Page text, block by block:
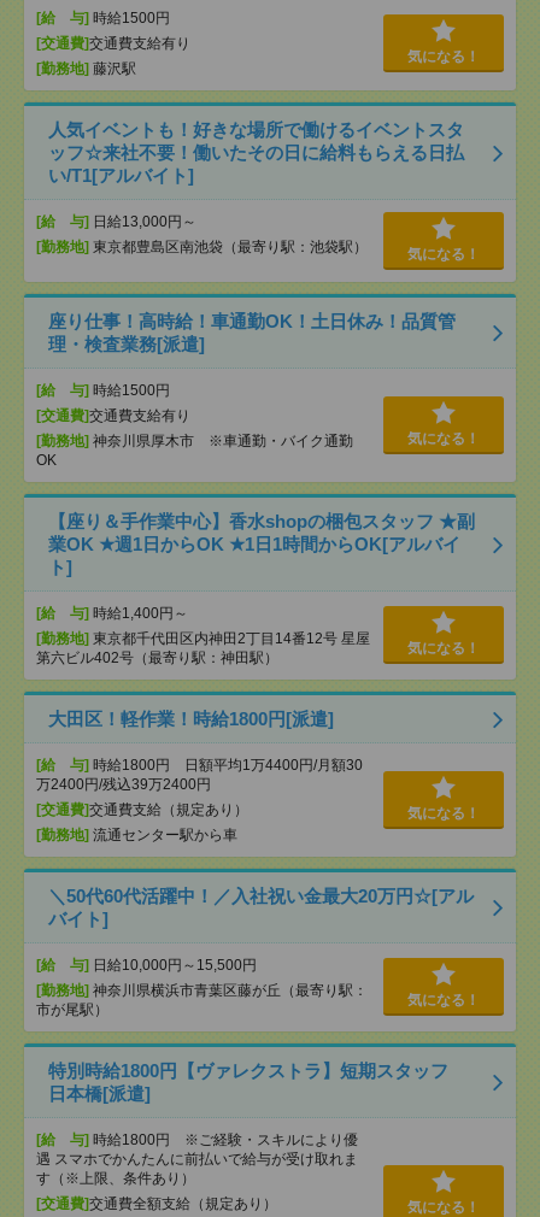
[給 与] 時給1500円
[交通費]交通費支給有り
[勤務地] 藤沢駅
気になる！
人気イベントも！好きな場所で働けるイベントスタ
ッフ☆来社不要！働いたその日に給料もらえる日払
い/T1[アルバイト]
[給 与] 日給13,000円～
[勤務地] 東京都豊島区南池袋（最寄り駅：池袋駅） 気になる！
座り仕事！高時給！車通勤OK！土日休み！品質管
理・検査業務[派遣]
[給 与] 時給1500円
[交通費]交通費支給有り
[勤務地] 神奈川県厚木市 ※車通勤・バイク通勤
OK
気になる！
【座り＆手作業中心】香水shopの梱包スタッフ ★副
業OK ★週1日からOK ★1日1時間からOK[アルバイ
ト]
[給 与] 時給1,400円～
[勤務地] 東京都千代田区内神田2丁目14番12号 星屋
第六ビル402号（最寄り駅：神田駅）
気になる！
大田区！軽作業！時給1800円[派遣]
[給 与] 時給1800円 日額平均1万4400円/月額30
万2400円/残込39万2400円
[交通費]交通費支給（規定あり）
[勤務地] 流通センター駅から車
気になる！
＼50代60代活躍中！／入社祝い金最大20万円☆[アル
バイト]
[給 与] 日給10,000円～15,500円
[勤務地] 神奈川県横浜市青葉区藤が丘（最寄り駅：
市が尾駅）
気になる！
特別時給1800円【ヴァレクストラ】短期スタッフ
日本橋[派遣]
[給 与] 時給1800円 ※ご経験・スキルにより優
遇 スマホでかんたんに前払いで給与が受け取れま
す（※上限、条件あり）
[交通費]交通費全額支給（規定あり）
気になる！